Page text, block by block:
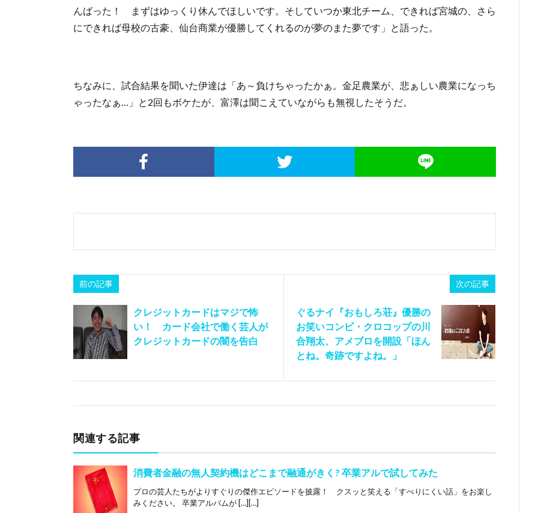
んばった！ まずはゆっくり休んでほしいです。そしていつか東北チーム、できれば宮城の、さら
にできれば母校の古豪、仙台商業が優勝してくれるのが夢のまた夢です」と語った。
ちなみに、試合結果を聞いた伊達は「あ～負けちゃったかぁ。金足農業が、悲ぁしい農業になっち
ゃったなぁ…」と2回もボケたが、富澤は聞こえていながらも無視したそうだ。
前の記事
クレジットカードはマジで怖
い！ カード会社で働く芸人が
クレジットカードの闇を告白
次の記事
ぐるナイ『おもしろ荘』優勝の
お笑いコンビ・クロコップの川
合翔太、アメブロを開設「ほん
とね。奇跡ですよね。」
関連する記事
消費者金融の無人契約機はどこまで融通がきく? 卒業アルで試してみた
プロの芸人たちがよりすぐりの傑作エピソードを披露！ クスッと笑える「すべりにくい話」をお楽し
みください。 卒業アルバムが […][…]